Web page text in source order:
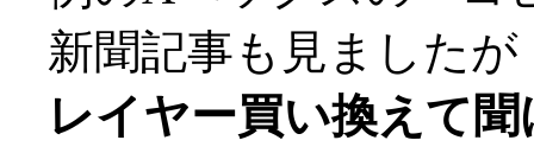
新聞記事も見ましたが
レイヤー買い換えて